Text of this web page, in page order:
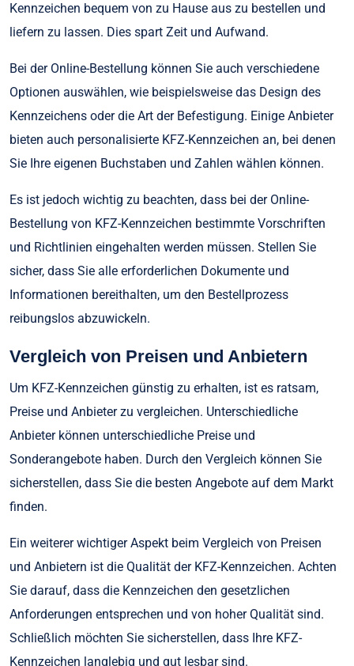
Kennzeichen bequem von zu Hause aus zu bestellen und
liefern zu lassen. Dies spart Zeit und Aufwand.
Bei der Online-Bestellung können Sie auch verschiedene
Optionen auswählen, wie beispielsweise das Design des
Kennzeichens oder die Art der Befestigung. Einige Anbieter
bieten auch personalisierte KFZ-Kennzeichen an, bei denen
Sie Ihre eigenen Buchstaben und Zahlen wählen können.
Es ist jedoch wichtig zu beachten, dass bei der Online-
Bestellung von KFZ-Kennzeichen bestimmte Vorschriften
und Richtlinien eingehalten werden müssen. Stellen Sie
sicher, dass Sie alle erforderlichen Dokumente und
Informationen bereithalten, um den Bestellprozess
reibungslos abzuwickeln.
Vergleich von Preisen und Anbietern
Um KFZ-Kennzeichen günstig zu erhalten, ist es ratsam,
Preise und Anbieter zu vergleichen. Unterschiedliche
Anbieter können unterschiedliche Preise und
Sonderangebote haben. Durch den Vergleich können Sie
sicherstellen, dass Sie die besten Angebote auf dem Markt
finden.
Ein weiterer wichtiger Aspekt beim Vergleich von Preisen
und Anbietern ist die Qualität der KFZ-Kennzeichen. Achten
Sie darauf, dass die Kennzeichen den gesetzlichen
Anforderungen entsprechen und von hoher Qualität sind.
Schließlich möchten Sie sicherstellen, dass Ihre KFZ-
Kennzeichen langlebig und gut lesbar sind.